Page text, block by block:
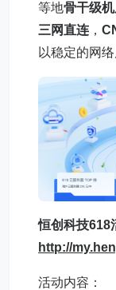
等地骨干级
三网直连 ，
以稳定的网
恒创科技618
http://
活动内容：